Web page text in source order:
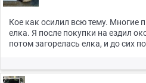
Кое как осилил всю тему. Многие
елка. Я после покупки на ездил
потом загорелась елка, и до сих